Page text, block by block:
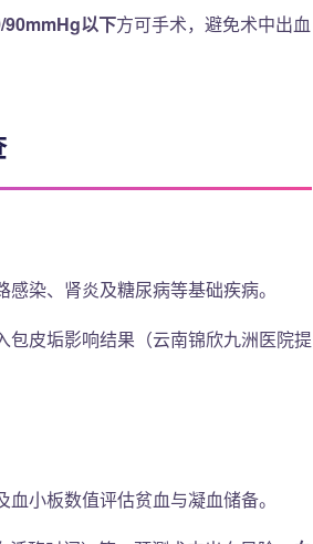
90mmHg以下方可手术，避免术中出血
染、肾炎及糖尿病等基础疾病。
包皮垢影响结果（云南锦欣九洲医院提
小板数值评估贫血与凝血储备。